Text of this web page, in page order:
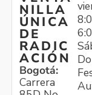
NILLA
ÚNICA
DE
RADIC
ACIÓN
Bogotá:
Carrera